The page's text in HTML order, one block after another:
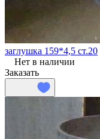
заглушка 159*4,5 ст.20
Нет в наличии
Заказать